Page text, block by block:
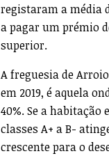
registaram a média
a pagar um prémio
superior.
A freguesia de
em 2019, é aquela
40%. Se a
classes A+ a B-
crescente para o